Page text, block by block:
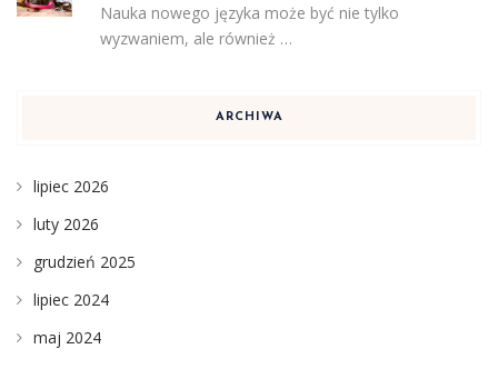
Nauka nowego języka może być nie tylko
wyzwaniem, ale również …
ARCHIWA
lipiec 2026
luty 2026
grudzień 2025
lipiec 2024
maj 2024